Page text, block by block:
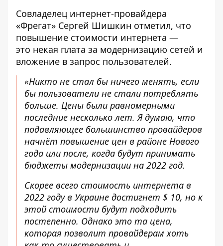
Совладелец интернет-провайдера
«Фрегат» Сергей Шишкин отметил, что
повышение стоимости интернета —
это некая плата за модернизацию сетей и
вложение в запрос пользователей.
«Никто не стал бы ничего менять, если
бы пользователи не стали потреблять
больше. Цены были равномерными
последние несколько лет. Я думаю, что
подавляющее большинство провайдеров
начнёт повышение цен в районе Нового
года или после, когда будут принимать
бюджеты модернизации на 2022 год.
Скорее всего стоимость интернета в
2022 году в Украине достигнет $ 10, но к
этой стоимости будут подходить
постепенно. Однако это та цена,
которая позволит провайдерам хоть